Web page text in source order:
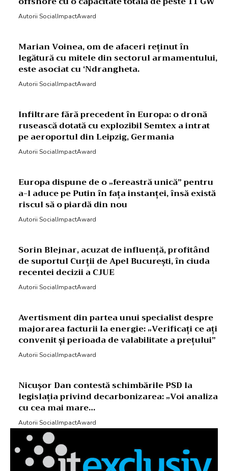
Autorii SocialImpactAward
Marian Voinea, om de afaceri reținut în
legătură cu mitele din sectorul armamentului,
este asociat cu ‘Ndrangheta.
Autorii SocialImpactAward
Infiltrare fără precedent în Europa: o dronă
rusească dotată cu explozibil Semtex a intrat
pe aeroportul din Leipzig, Germania
Autorii SocialImpactAward
Europa dispune de o „fereastră unică” pentru
a-l aduce pe Putin în fața instanței, însă există
riscul să o piardă din nou
Autorii SocialImpactAward
Sorin Blejnar, acuzat de influență, profitând
de suportul Curții de Apel București, în ciuda
recentei decizii a CJUE
Autorii SocialImpactAward
Avertisment din partea unui specialist despre
majorarea facturii la energie: „Verificați ce ați
convenit și perioada de valabilitate a prețului”
Autorii SocialImpactAward
Nicușor Dan contestă schimbările PSD la
legislația privind decarbonizarea: „Voi analiza
cu cea mai mare…
Autorii SocialImpactAward